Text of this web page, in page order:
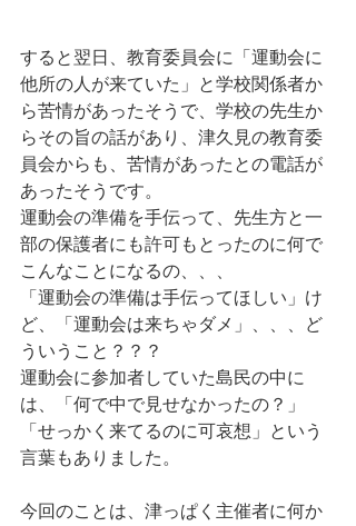
すると翌日、教育委員会に「運動会に
他所の人が来ていた」と学校関係者か
ら苦情があったそうで、学校の先生か
らその旨の話があり、津久見の教育委
員会からも、苦情があったとの電話が
あったそうです。
運動会の準備を手伝って、先生方と一
部の保護者にも許可もとったのに何で
こんなことになるの、、、
「運動会の準備は手伝ってほしい」け
ど、「運動会は来ちゃダメ」、、、ど
ういうこと？？？
運動会に参加者していた島民の中に
は、「何で中で見せなかったの？」
「せっかく来てるのに可哀想」という
言葉もありました。
今回のことは、津っぱく主催者に何か